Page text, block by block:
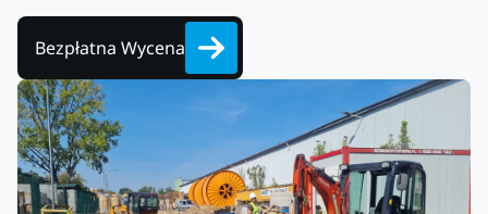
Bezpłatna Wycena